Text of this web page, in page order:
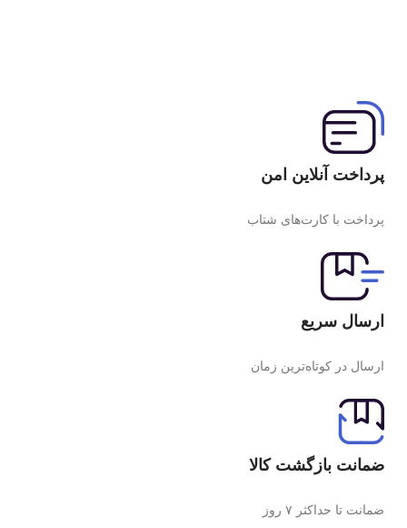
پرداخت آنلاین امن
پرداخت با کارت‌های شتاب
ارسال سریع
ارسال در کوتاه‌ترین زمان
ضمانت بازگشت کالا
ضمانت تا حداکثر ۷ روز